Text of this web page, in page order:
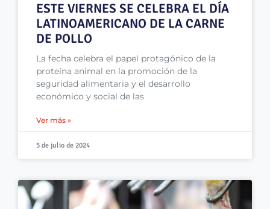
ESTE VIERNES SE CELEBRA EL DÍA
LATINOAMERICANO DE LA CARNE
DE POLLO
La fecha celebra el papel protagónico de la
proteína animal en la promoción de la
seguridad alimentaria y el desarrollo
económico y social de las
Ver más »
5 de julio de 2024